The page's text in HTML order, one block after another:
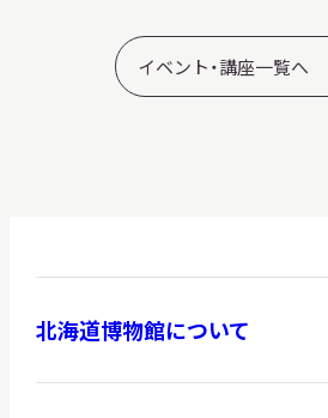
イベント・講座一覧へ
北海道博物館について